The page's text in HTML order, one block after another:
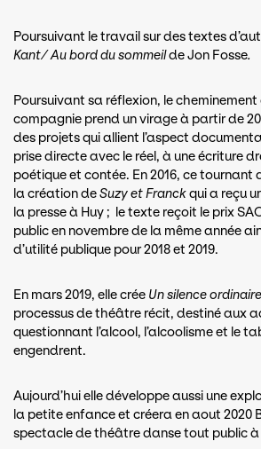
Poursuivant le travail sur des textes
Kant/ Au bord du sommeilde Jon Fosse.
Poursuivant sa réflexion, le
compagnie prend un virage à partir de
des projets qui allient l’aspect
prise directe avec le réel, à une écriture
poétique et contée. En 2016, ce
la création deSuzy et Franckquia reçu
la presse à Huy ; le texte reçoit le prix
public en novembre de la même année
d’utilité publique pour 2018 et 2019.
En mars 2019, elle crée Un silence
processus de théâtre récit, destiné aux
questionnant l’alcool, l’alcoolisme et le
engendrent.
Aujourd’hui elle développe aussi une
la petite enfance et créera en aout 2020
spectacle de théâtre danse tout public à